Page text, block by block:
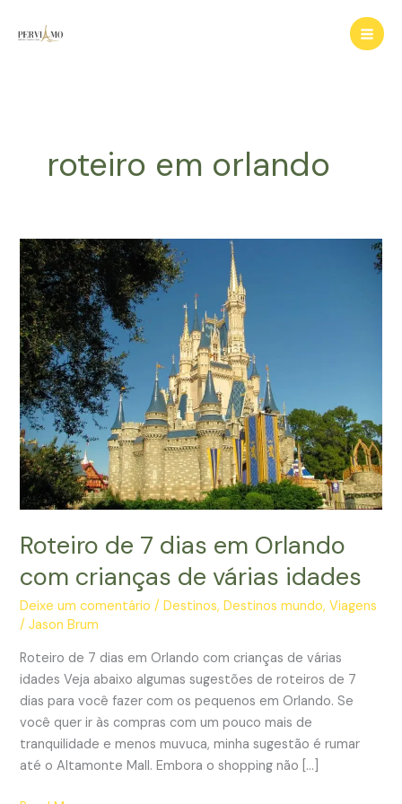
para
roteiro em orlando
Roteiro de 7 dias em Orlando
com crianças de várias idades
Deixe um comentário /Destinos,Destinos mundo,Viagens
/Jason Brum
Roteiro de 7 dias em Orlando com crianças de várias
idades Veja abaixo algumas sugestões de roteiros de 7
dias para você fazer com os pequenos em Orlando. Se
você quer ir às compras com um pouco mais de
tranquilidade e menos muvuca, minha sugestão é rumar
até o Altamonte Mall. Embora o shopping não […]